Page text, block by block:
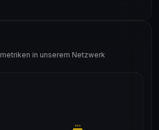
in unserem Netzwerk
22%